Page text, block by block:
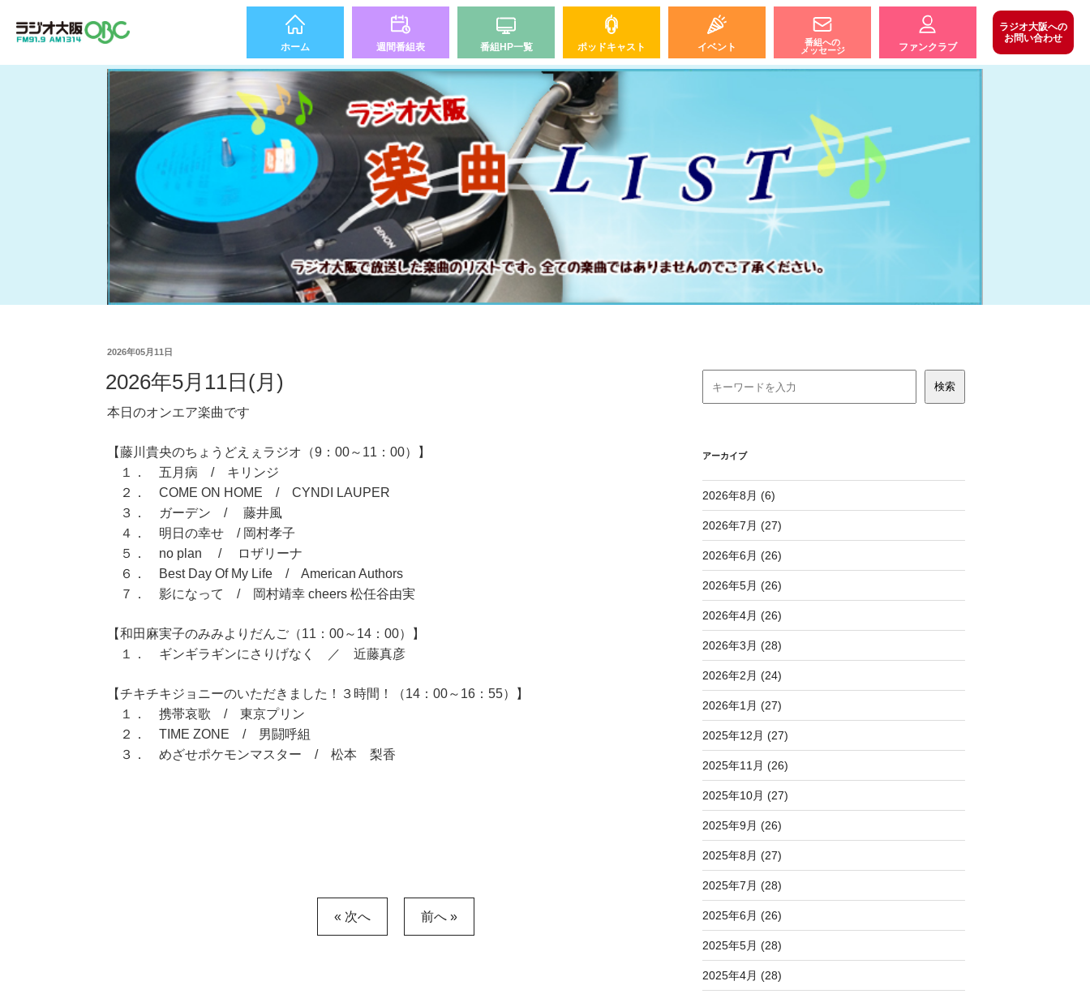
ホーム 週間番組表 番組HP一覧 ポッドキャスト イベント
番組への
メッセージ
ファンクラブ
ラジオ大阪への
お問い合わせ
2026年05月11日
2026年5月11日(月)
本日のオンエア楽曲です
【藤川貴央のちょうどえぇラジオ（9：00～11：00）】
１． 五月病 / キリンジ
２． COME ON HOME / CYNDI LAUPER
３． ガーデン / 藤井風
４． 明日の幸せ / 岡村孝子
５． no plan / ロザリーナ
６． Best Day Of My Life / American Authors
７． 影になって / 岡村靖幸 cheers 松任谷由実
【和田麻実子のみみよりだんご（11：00～14：00）】
１． ギンギラギンにさりげなく ／ 近藤真彦
【チキチキジョニーのいただきました！３時間！（14：00～16：55）】
１． 携帯哀歌 / 東京プリン
２． TIME ZONE / 男闘呼組
３． めざせポケモンマスター / 松本 梨香
« 次へ 前へ »
アーカイブ
2026年8月 (6)
2026年7月 (27)
2026年6月 (26)
2026年5月 (26)
2026年4月 (26)
2026年3月 (28)
2026年2月 (24)
2026年1月 (27)
2025年12月 (27)
2025年11月 (26)
2025年10月 (27)
2025年9月 (26)
2025年8月 (27)
2025年7月 (28)
2025年6月 (26)
2025年5月 (28)
2025年4月 (28)